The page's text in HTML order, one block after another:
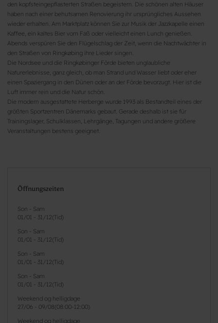
den kopfsteingepflasterten Straßen begeistern. Die schönen alten Häuser
haben nach einer behutsamen Renovierung ihr ursprüngliches Aussehen
wieder erhalten. Am Marktplatz können Sie zur Musik der Jazzkapelle einen
Kaffee, ein kaltes Bier vom Faß oder vielleicht einen Lunch genießen.
Abends verspüren Sie den Flügelschlag der Zeit, wenn die Nachtwächter in
den Straßen von Ringkøbing ihre Lieder singen.
Die Nordsee und die Ringkøbinger Förde bieten unglaubliche
Naturerlebnisse, ganz gleich, ob man Strand und Wasser liebt oder eher
einen Spaziergang in den Dünen oder an der Förde bevorzugt. Hier ist die
Luft immer rein und die Natur schön.
Die modern ausgestattete Herberge wurde 1993 als Bestandteil eines der
größten Sportzentren Dänemarks gebaut. Gerade deshalb ist sie für
Trainingslager, Schulklassen, Lehrgänge, Tagungen und andere größere
Veranstaltungen bestens geeignet.
Öffnungszeiten
Son - Sam
01/01 - 31/12( Tid)
Son - Sam
01/01 - 31/12( Tid)
Son - Sam
01/01 - 31/12( Tid)
Son - Sam
01/01 - 31/12( Tid)
Weekend og helligdage
27/06 - 09/08( 08:00-12:00)
Weekend og helligdage